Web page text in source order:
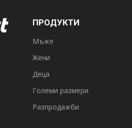
ПРОДУКТИ
Мъже
Жени
Деца
Големи размери
Разпродажби